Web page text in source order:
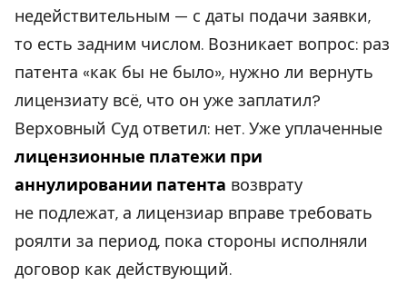
недействительным — с даты подачи заявки,
то есть задним числом. Возникает вопрос: раз
патента «как бы не было», нужно ли вернуть
лицензиату всё, что он уже заплатил?
Верховный Суд ответил: нет. Уже уплаченные
лицензионные платежи при
аннулировании патента возврату
не подлежат, а лицензиар вправе требовать
роялти за период, пока стороны исполняли
договор как действующий.